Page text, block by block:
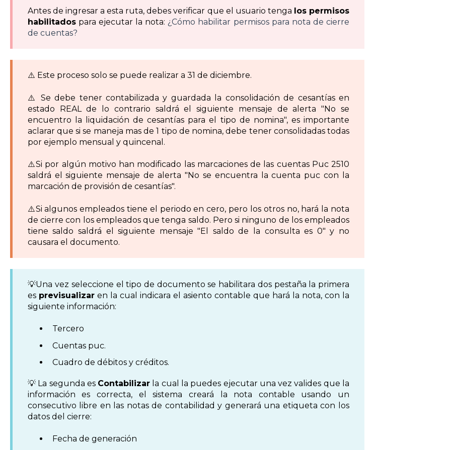
Antes de ingresar a esta ruta, debes verificar que el usuario tenga los permisos
habilitadospara ejecutar la nota: ¿Cómo habilitar permisos para nota de cierre
de cuentas?
⚠️ Este proceso solo se puede realizar a 31 de diciembre.
⚠️ Se debe tener contabilizada y guardada la consolidación de cesantías en
estado REAL de lo contrario saldrá el siguiente mensaje de alerta "No se
encuentro la liquidación de cesantías para el tipo de nomina", es importante
aclarar que si se maneja mas de 1 tipo de nomina, debe tener consolidadas todas
por ejemplo mensual y quincenal.
⚠️Si por algún motivo han modificado las marcaciones de las cuentas Puc 2510
saldrá el siguiente mensaje de alerta "No se encuentra la cuenta puc con la
marcación de provisión de cesantías".
⚠️Si algunos empleados tiene el periodo en cero, pero los otros no, hará la nota
de cierre con los empleados que tenga saldo. Pero si ninguno de los empleados
tiene saldo saldrá el siguiente mensaje "El saldo de la consulta es 0" y no
causara el documento.
💡Una vez seleccione el tipo de documento se habilitara dos pestaña la primera
es previsualizaren la cual indicara el asiento contable que hará la nota, con la
siguiente información:
Tercero
Cuentas puc.
Cuadro de débitos y créditos.
💡 La segunda es Contabilizar la cual la puedes ejecutar una vez valides que la
información es correcta, el sistema creará la nota contable usando un
consecutivo libre en las notas de contabilidad y generará una etiqueta con los
datos del cierre:
Fecha de generación